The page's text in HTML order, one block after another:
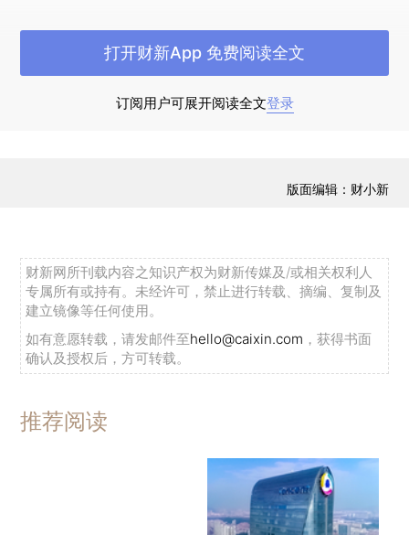
和的节日氛围。领唱和小合唱《唱支山歌给党听》
《说打就打》《我们共产党人好比种子》《情深谊
长》《跟着共产党走》等老歌新唱，巧妙融合“文艺
卓玛、耿莲凤、克里木、卞小贞、杨洪基、胡宝
上哪儿》《翻身农奴把歌唱》等一首首经典歌曲，
表达了对党、对人民军队的一片深情，激起了老同
志的强烈共鸣，全场一次次报以热烈掌声。领唱和
合唱《改革强军进行曲》《就为打胜仗》等战歌铿
锵有力，展现了全军官兵阔步行进在强军路上的豪
意》《万众归心》激越高昂，表达了广大官兵维护
核心、铸牢军魂、砥砺奋进的坚定决心，把整场演
中共中央政治局委员、中央军委副主席范长
订阅用户可展开阅读全文登录
打开财新App 免费阅读全文
版面编辑：财小新
财新网所刊载内容之知识产权为财新传媒及/或相关权利人
专属所有或持有。未经许可，禁止进行转载、摘编、复制及
建立镜像等任何使用。
如有意愿转载，请发邮件至hello@caixin.com ，获得书面
确认及授权后，方可转载。
推荐阅读